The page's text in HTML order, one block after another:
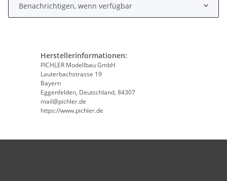
Benachrichtigen, wenn verfügbar
Herstellerinformationen:
PICHLER Modellbau GmbH
Lauterbachstrasse 19
Bayern
Eggenfelden, Deutschland, 84307
mail@pichler.de
https://www.pichler.de